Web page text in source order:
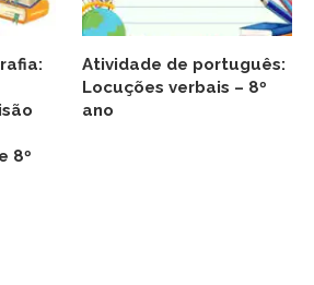
8º
Atividade de português:
Locuções verbais – 8º
ano